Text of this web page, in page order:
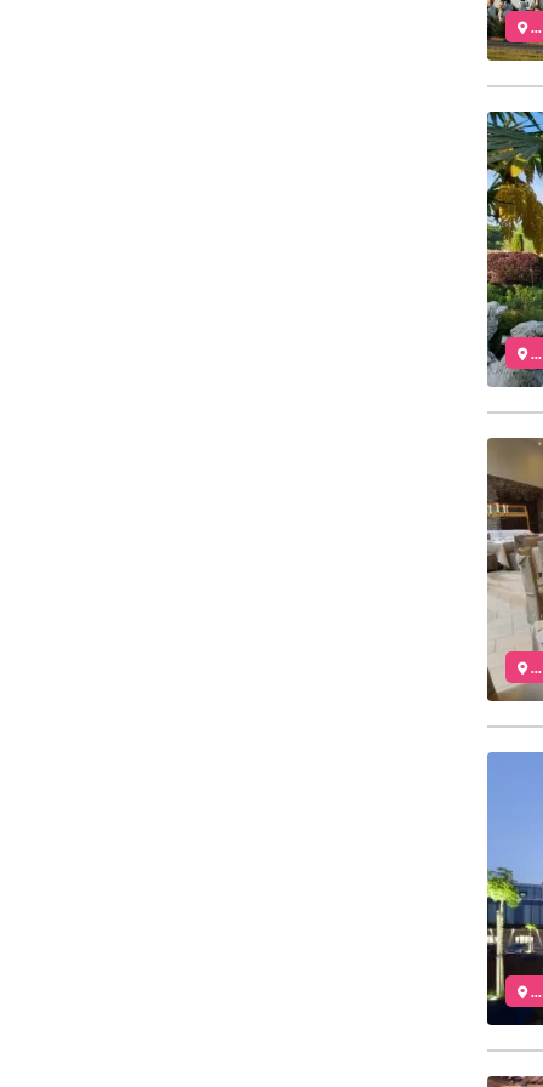
...
...
...
...